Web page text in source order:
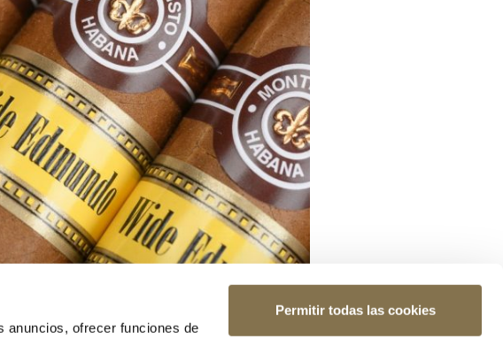
anuncios, ofrecer funciones de
Permitir todas las cookies